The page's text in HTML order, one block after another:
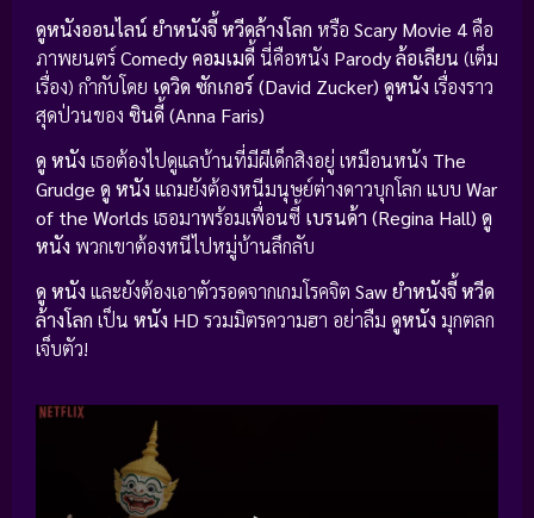
ดูหนังออนไลน์ ยำหนังจี้ หวีดล้างโลก หรือ Scary Movie 4คือ
ภาพยนตร์Comedy คอมเมดี้นี่คือหนัง Parody ล้อเลียน (เต็ม
เรื่อง) กำกับโดย เดวิด ซักเกอร์ (David Zucker) ดูหนัง เรื่องราว
สุดป่วนของ ซินดี้ (Anna Faris)
ดู หนัง เธอต้องไปดูแลบ้านที่มีผีเด็กสิงอยู่ เหมือนหนัง The
Grudge ดู หนัง แถมยังต้องหนีมนุษย์ต่างดาวบุกโลก แบบ War
of the Worlds เธอมาพร้อมเพื่อนซี้ เบรนด้า (Regina Hall) ดู
หนัง พวกเขาต้องหนีไปหมู่บ้านลึกลับ
ดู หนัง และยังต้องเอาตัวรอดจากเกมโรคจิต Sawยำหนังจี้ หวีด
ล้างโลก เป็น หนัง HD รวมมิตรความฮา อย่าลืม ดูหนัง มุกตลก
เจ็บตัว!